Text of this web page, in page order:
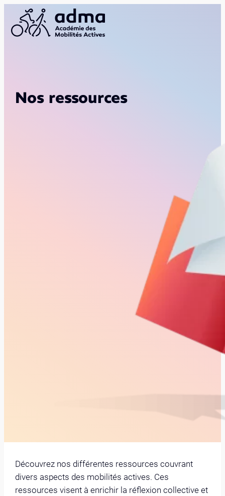
Nos ressources
Découvrez nos différentes ressources couvrant
divers aspects des mobilités actives. Ces
ressources visent à enrichir la réflexion collective et